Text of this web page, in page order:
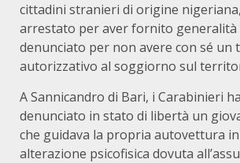
cittadini stranieri di origine
arrestato per aver fornito generalità
denunciato per non avere con sé un
autorizzativo al soggiorno sul
A Sannicandro di Bari, i Carabinieri
denunciato in stato di libertà un
che guidava la propria autovettura
alterazione psicofisica dovuta